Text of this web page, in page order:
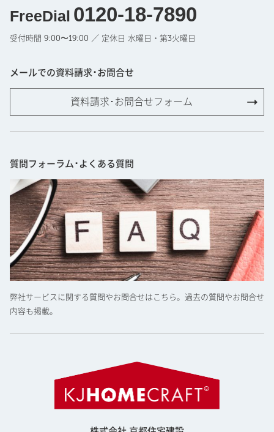
FreeDial 0120-18-7890
受付時間 9:00〜19:00 ／ 定休日 水曜日・第3火曜日
メールでの資料請求･お問合せ
資料請求･お問合せフォーム
質問フォーラム･よくある質問
弊社サービスに関する質問やお問合せはこちら。過去の質問やお問合せ
内容も掲載。